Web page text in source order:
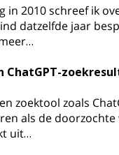
in 2010 schreef ik
datzelfde jaar
ChatGPT-
zoektool zoals
als de doorzochte
uit…